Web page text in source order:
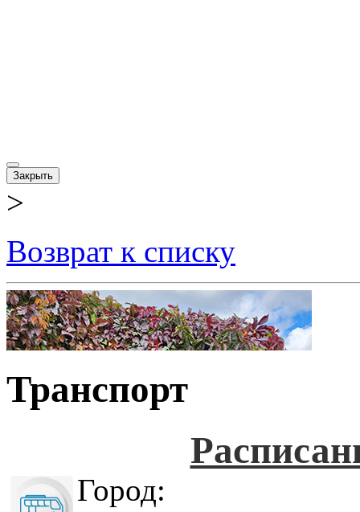
Закрыть
>
Возврат к списку
Транспорт
Город: